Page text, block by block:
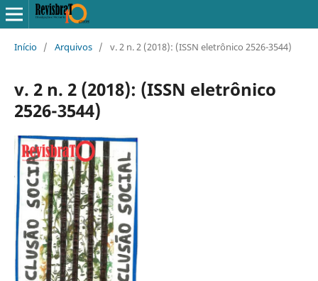
Início / Arquivos / v. 2 n. 2 (2018): (ISSN eletrônico 2526-3544)
v. 2 n. 2 (2018): (ISSN eletrônico
2526-3544)